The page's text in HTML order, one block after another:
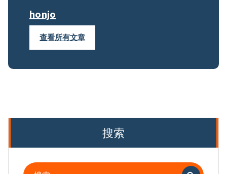
honjo
查看所有文章
搜索
搜